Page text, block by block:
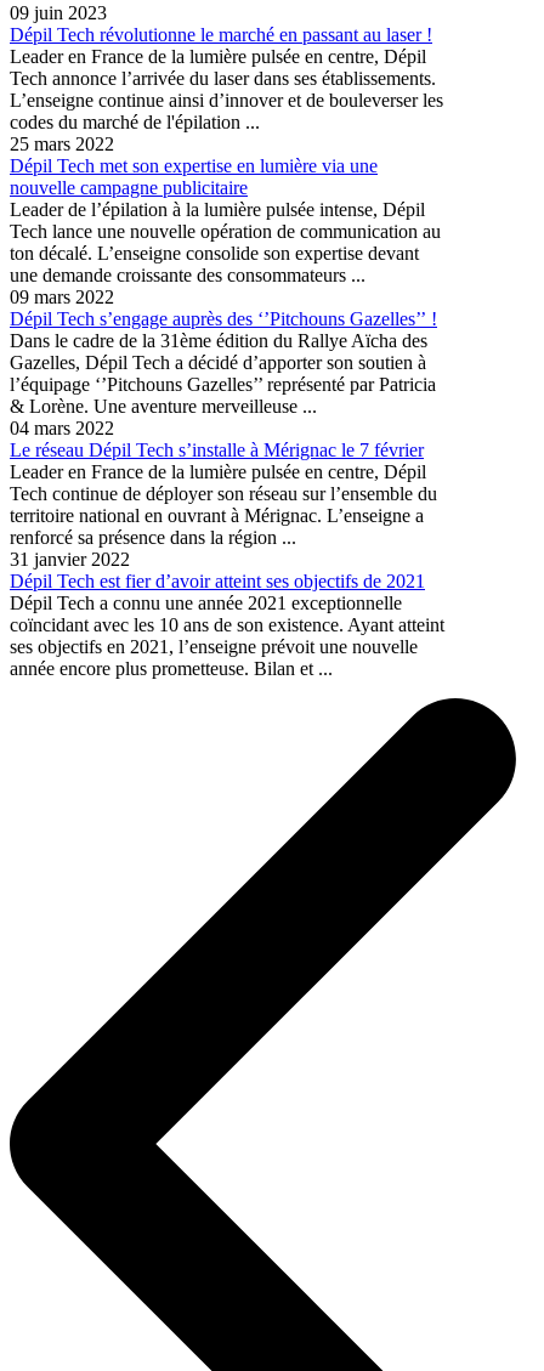
09 juin 2023
Dépil Tech révolutionne le marché en passant au laser !
Leader en France de la lumière pulsée en centre, Dépil
Tech annonce l’arrivée du laser dans ses établissements.
L’enseigne continue ainsi d’innover et de bouleverser les
codes du marché de l'épilation ...
25 mars 2022
Dépil Tech met son expertise en lumière via une
nouvelle campagne publicitaire
Leader de l’épilation à la lumière pulsée intense, Dépil
Tech lance une nouvelle opération de communication au
ton décalé. L’enseigne consolide son expertise devant
une demande croissante des consommateurs ...
09 mars 2022
Dépil Tech s’engage auprès des ‘’Pitchouns Gazelles’’ !
Dans le cadre de la 31ème édition du Rallye Aïcha des
Gazelles, Dépil Tech a décidé d’apporter son soutien à
l’équipage ‘’Pitchouns Gazelles’’ représenté par Patricia
& Lorène. Une aventure merveilleuse ...
04 mars 2022
Le réseau Dépil Tech s’installe à Mérignac le 7 février
Leader en France de la lumière pulsée en centre, Dépil
Tech continue de déployer son réseau sur l’ensemble du
territoire national en ouvrant à Mérignac. L’enseigne a
renforcé sa présence dans la région ...
31 janvier 2022
Dépil Tech est fier d’avoir atteint ses objectifs de 2021
Dépil Tech a connu une année 2021 exceptionnelle
coïncidant avec les 10 ans de son existence. Ayant atteint
ses objectifs en 2021, l’enseigne prévoit une nouvelle
année encore plus prometteuse. Bilan et ...